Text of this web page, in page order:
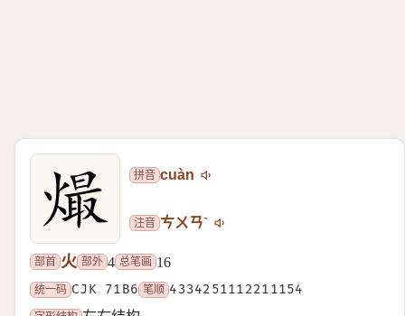
拼音 cuàn
注音 ㄘㄨㄢˋ
部首 火 部外 4 总笔画 16
统一码 CJK 71B6 笔顺 4334251112211154